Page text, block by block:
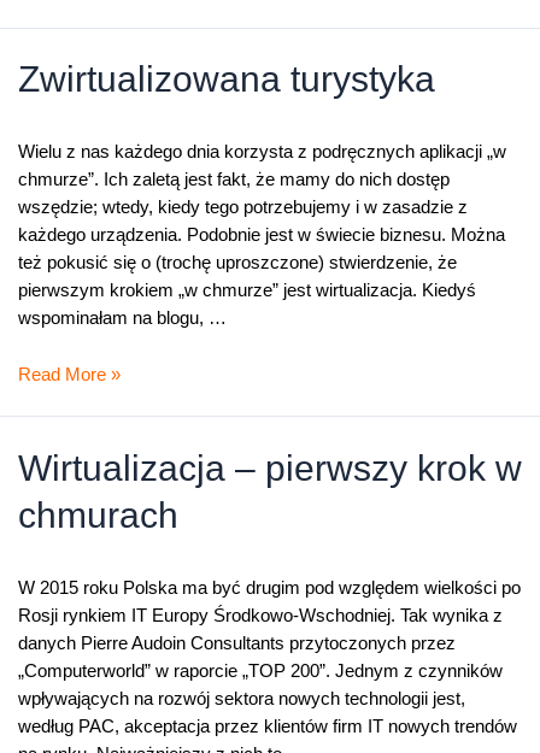
Zwirtualizowana turystyka
Wielu z nas każdego dnia korzysta z podręcznych aplikacji „w
chmurze”. Ich zaletą jest fakt, że mamy do nich dostęp
wszędzie; wtedy, kiedy tego potrzebujemy i w zasadzie z
każdego urządzenia. Podobnie jest w świecie biznesu. Można
też pokusić się o (trochę uproszczone) stwierdzenie, że
pierwszym krokiem „w chmurze” jest wirtualizacja. Kiedyś
wspominałam na blogu, …
Zwirtualizowana
Read More »
Wirtualizacja – pierwszy krok w
chmurach
W 2015 roku Polska ma być drugim pod względem wielkości po
Rosji rynkiem IT Europy Środkowo-Wschodniej. Tak wynika z
danych Pierre Audoin Consultants przytoczonych przez
„Computerworld” w raporcie „TOP 200”. Jednym z czynników
wpływających na rozwój sektora nowych technologii jest,
według PAC, akceptacja przez klientów firm IT nowych trendów